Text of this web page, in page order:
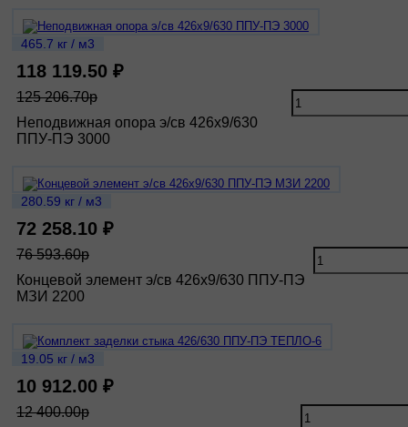
465.7 кг / м3
118 119.50 ₽
125 206.70р
Неподвижная опора э/св 426х9/630
ППУ-ПЭ 3000
280.59 кг / м3
72 258.10 ₽
76 593.60р
Концевой элемент э/св 426х9/630 ППУ-ПЭ
МЗИ 2200
19.05 кг / м3
10 912.00 ₽
12 400.00р